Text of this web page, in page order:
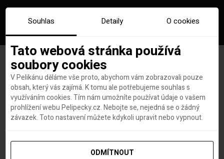
Hlavní stránka
Koronavirus
Kanada zavádí povinné roušky u leteckých pasažérů
Kanada zavádí povinné roušky
u leteckých pasažérů
Souhlas Detaily O cookies
Tato webová stránka používá
soubory cookies
V Pelikánu děláme vše proto, abychom vám zobrazovali pouze
obsah, který vás zajímá. K tomu ale potřebujeme souhlas s
využíváním cookies. Tím nám umožníte používat údaje o vašem
prohlížení webu Pelipecky.cz. Nebojte se, nejedná se o žádný
závazek. Toto nastavení můžete kdykoli upravit nebo vypnout.
ODMÍTNOUT